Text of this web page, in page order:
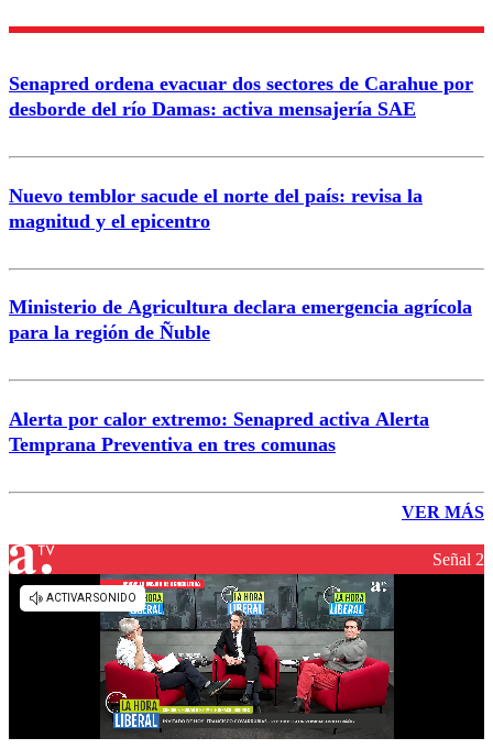
Enviar comentario
Senapred ordena evacuar dos sectores de Carahue por
desborde del río Damas: activa mensajería SAE
Nuevo temblor sacude el norte del país: revisa la
magnitud y el epicentro
Ministerio de Agricultura declara emergencia agrícola
para la región de Ñuble
Alerta por calor extremo: Senapred activa Alerta
Temprana Preventiva en tres comunas
VER MÁS
Señal 2